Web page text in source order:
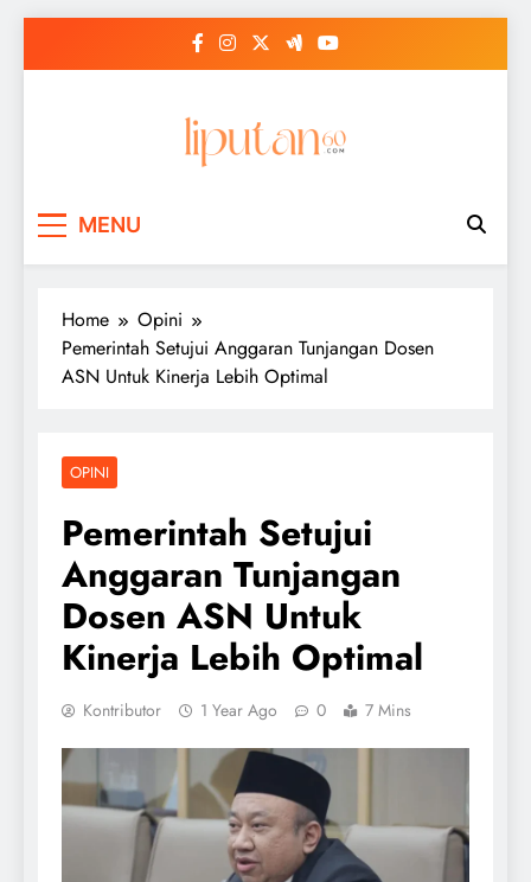
MENU
Home
Opini
Pemerintah Setujui Anggaran Tunjangan Dosen
ASN Untuk Kinerja Lebih Optimal
OPINI
Pemerintah Setujui
Anggaran Tunjangan
Dosen ASN Untuk
Kinerja Lebih Optimal
Kontributor 1 Year Ago 0 7 Mins